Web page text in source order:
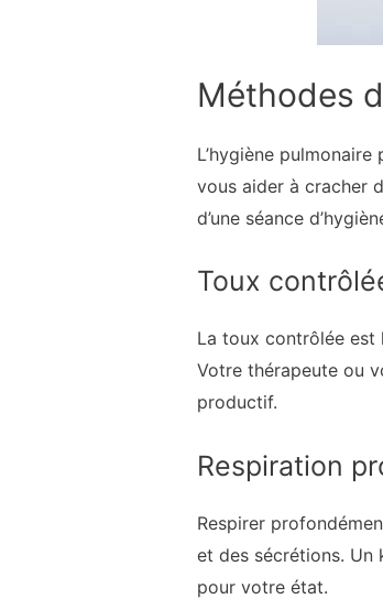
Méthodes
L’hygiène
vous aider à cracher
d’une séance
Toux
La toux contrôlée est
Votre thérapeute ou
productif.
Respiration
Respirer
et des sécrétions. Un
pour votre état.